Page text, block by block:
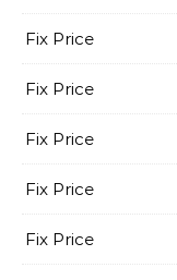
Fix Price
Fix Price
Fix Price
Fix Price
Fix Price